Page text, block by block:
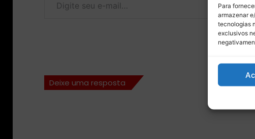
Para
armazenar
tecnologias
exclusivos
Deixe uma resposta